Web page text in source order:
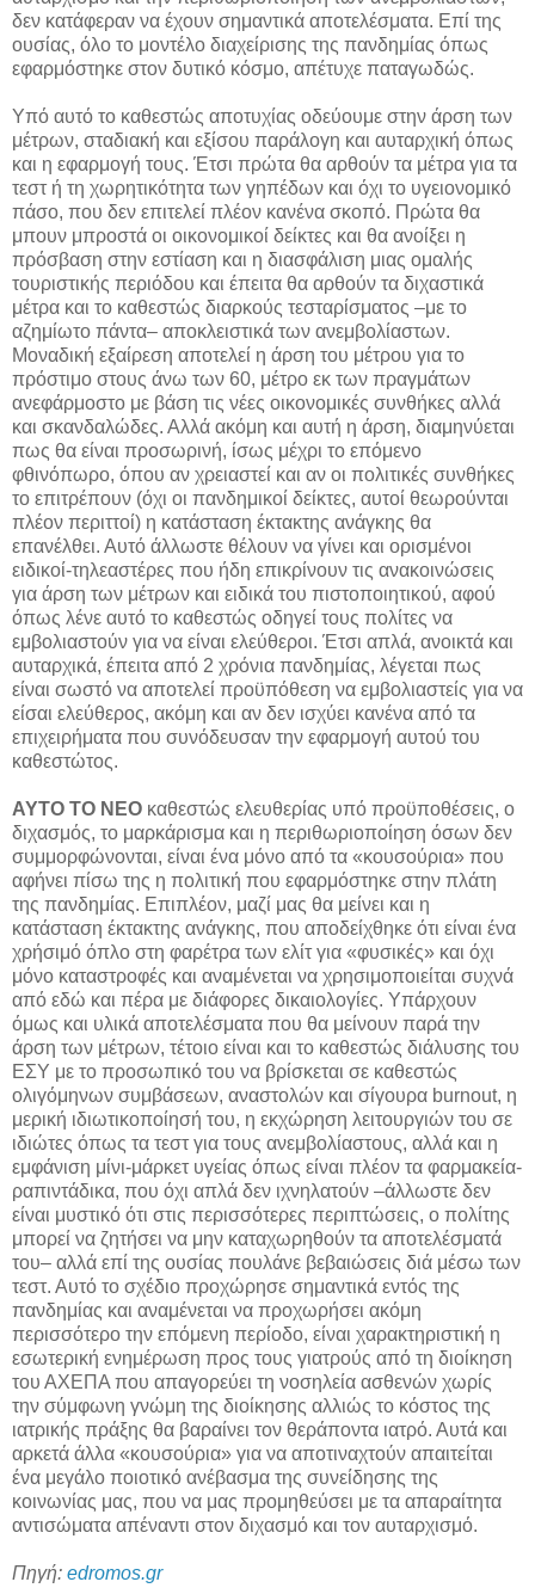
δεν κατάφεραν να έχουν σημαντικά αποτελέσματα. Επί της
ουσίας, όλο το μοντέλο διαχείρισης της πανδημίας όπως
εφαρμόστηκε στον δυτικό κόσμο, απέτυχε παταγωδώς.
Υπό αυτό το καθεστώς αποτυχίας οδεύουμε στην άρση των
μέτρων, σταδιακή και εξίσου παράλογη και αυταρχική όπως
και η εφαρμογή τους. Έτσι πρώτα θα αρθούν τα μέτρα για τα
τεστ ή τη χωρητικότητα των γηπέδων και όχι το υγειονομικό
πάσο, που δεν επιτελεί πλέον κανένα σκοπό. Πρώτα θα
μπουν μπροστά οι οικονομικοί δείκτες και θα ανοίξει η
πρόσβαση στην εστίαση και η διασφάλιση μιας ομαλής
τουριστικής περιόδου και έπειτα θα αρθούν τα διχαστικά
μέτρα και το καθεστώς διαρκούς τεσταρίσματος –με το
αζημίωτο πάντα– αποκλειστικά των ανεμβολίαστων.
Μοναδική εξαίρεση αποτελεί η άρση του μέτρου για το
πρόστιμο στους άνω των 60, μέτρο εκ των πραγμάτων
ανεφάρμοστο με βάση τις νέες οικονομικές συνθήκες αλλά
και σκανδαλώδες. Αλλά ακόμη και αυτή η άρση, διαμηνύεται
πως θα είναι προσωρινή, ίσως μέχρι το επόμενο
φθινόπωρο, όπου αν χρειαστεί και αν οι πολιτικές συνθήκες
το επιτρέπουν (όχι οι πανδημικοί δείκτες, αυτοί θεωρούνται
πλέον περιττοί) η κατάσταση έκτακτης ανάγκης θα
επανέλθει. Αυτό άλλωστε θέλουν να γίνει και ορισμένοι
ειδικοί-τηλεαστέρες που ήδη επικρίνουν τις ανακοινώσεις
για άρση των μέτρων και ειδικά του πιστοποιητικού, αφού
όπως λένε αυτό το καθεστώς οδηγεί τους πολίτες να
εμβολιαστούν για να είναι ελεύθεροι. Έτσι απλά, ανοικτά και
αυταρχικά, έπειτα από 2 χρόνια πανδημίας, λέγεται πως
είναι σωστό να αποτελεί προϋπόθεση να εμβολιαστείς για να
είσαι ελεύθερος, ακόμη και αν δεν ισχύει κανένα από τα
επιχειρήματα που συνόδευσαν την εφαρμογή αυτού του
καθεστώτος.
ΑΥΤΟ ΤΟ ΝΕΟ καθεστώς ελευθερίας υπό προϋποθέσεις, ο
διχασμός, το μαρκάρισμα και η περιθωριοποίηση όσων δεν
συμμορφώνονται, είναι ένα μόνο από τα «κουσούρια» που
αφήνει πίσω της η πολιτική που εφαρμόστηκε στην πλάτη
της πανδημίας. Επιπλέον, μαζί μας θα μείνει και η
κατάσταση έκτακτης ανάγκης, που αποδείχθηκε ότι είναι ένα
χρήσιμό όπλο στη φαρέτρα των ελίτ για «φυσικές» και όχι
μόνο καταστροφές και αναμένεται να χρησιμοποιείται συχνά
από εδώ και πέρα με διάφορες δικαιολογίες. Υπάρχουν
όμως και υλικά αποτελέσματα που θα μείνουν παρά την
άρση των μέτρων, τέτοιο είναι και το καθεστώς διάλυσης του
ΕΣΥ με το προσωπικό του να βρίσκεται σε καθεστώς
ολιγόμηνων συμβάσεων, αναστολών και σίγουρα burnout, η
μερική ιδιωτικοποίησή του, η εκχώρηση λειτουργιών του σε
ιδιώτες όπως τα τεστ για τους ανεμβολίαστους, αλλά και η
εμφάνιση μίνι-μάρκετ υγείας όπως είναι πλέον τα φαρμακεία-
ραπιντάδικα, που όχι απλά δεν ιχνηλατούν –άλλωστε δεν
είναι μυστικό ότι στις περισσότερες περιπτώσεις, ο πολίτης
μπορεί να ζητήσει να μην καταχωρηθούν τα αποτελέσματά
του– αλλά επί της ουσίας πουλάνε βεβαιώσεις διά μέσω των
τεστ. Αυτό το σχέδιο προχώρησε σημαντικά εντός της
πανδημίας και αναμένεται να προχωρήσει ακόμη
περισσότερο την επόμενη περίοδο, είναι χαρακτηριστική η
εσωτερική ενημέρωση προς τους γιατρούς από τη διοίκηση
του ΑΧΕΠΑ που απαγορεύει τη νοσηλεία ασθενών χωρίς
την σύμφωνη γνώμη της διοίκησης αλλιώς το κόστος της
ιατρικής πράξης θα βαραίνει τον θεράποντα ιατρό. Αυτά και
αρκετά άλλα «κουσούρια» για να αποτιναχτούν απαιτείται
ένα μεγάλο ποιοτικό ανέβασμα της συνείδησης της
κοινωνίας μας, που να μας προμηθεύσει με τα απαραίτητα
αντισώματα απέναντι στον διχασμό και τον αυταρχισμό.
Πηγή: edromos.gr